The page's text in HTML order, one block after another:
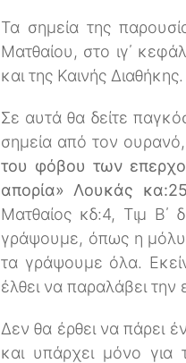
Τα σημεία της
Ματθαίου, στο ιγ΄
και της Καινής
Σε αυτά θα δείτε
σημεία από τον
του φόβου των
απορία» Λουκάς
Ματθαίος κδ:4, Τιμ Β΄
γράψουμε, όπως η
τα γράψουμε όλα.
έλθει να παραλάβει
Δεν θα έρθει να πάρει
και υπάρχει μόνο για